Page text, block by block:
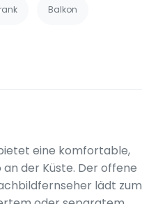
Balkon
eine komfortable,
der Küste. Der offene
lädt zum